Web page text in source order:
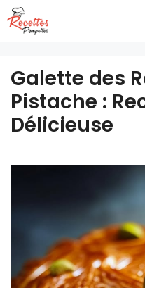
Aller
au
Galette des
Pistache :
Délicieuse